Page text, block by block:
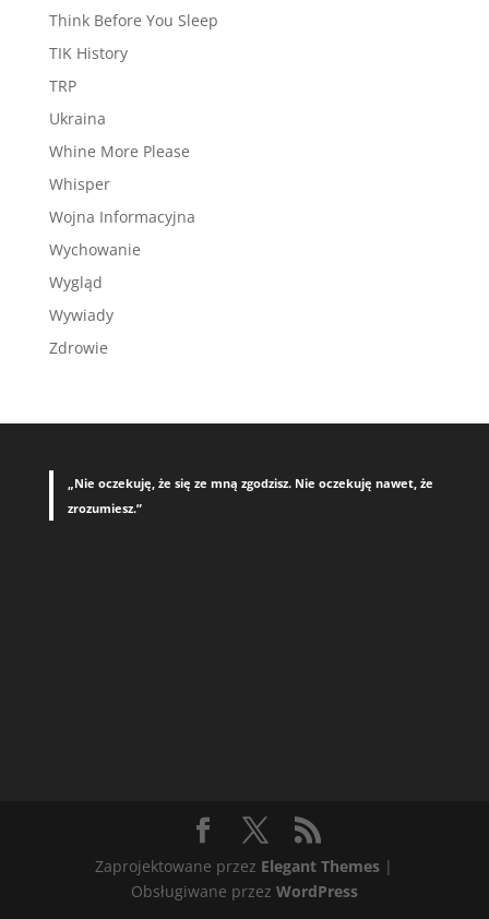
Think Before You Sleep
TIK History
TRP
Ukraina
Whine More Please
Whisper
Wojna Informacyjna
Wychowanie
Wygląd
Wywiady
Zdrowie
„Nie oczekuję, że się ze mną zgodzisz. Nie oczekuję nawet, że
zrozumiesz.”
Zaprojektowane przez Elegant Themes |
Obsługiwane przez WordPress